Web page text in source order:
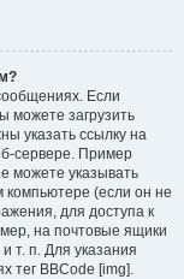
Если
можете загрузить
указать ссылку на
сервере. Пример
можете указывать
(если он не
для доступа к
на почтовые ящики
т. п. Для указания
тег BBCode [img].